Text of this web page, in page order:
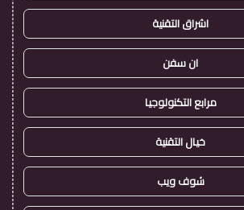
اشراق التقنية
ان سفن
مرابع التكنولوجيا
خيال التقنية
شوف ويب